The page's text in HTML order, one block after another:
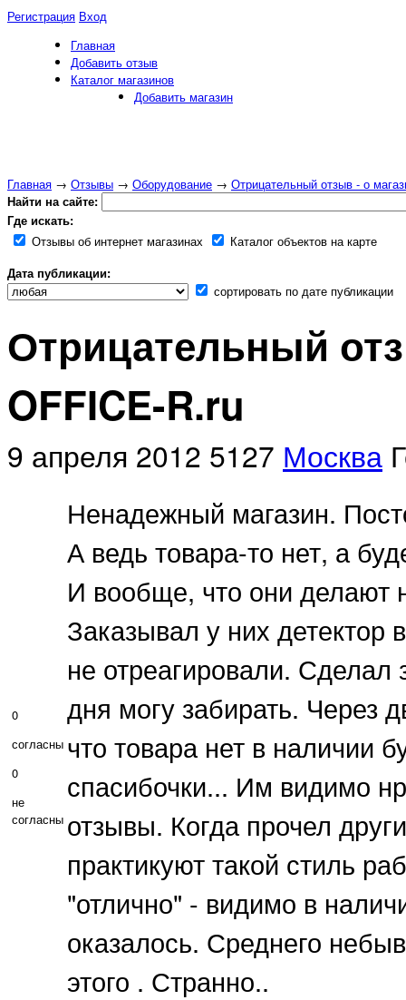
Регистрация Вход
Главная
Добавить отзыв
Каталог магазинов
Добавить магазин
Главная → Отзывы → Оборудование → Отрицательный отзыв - о
Найти на сайте:
Где искать:
Отзывы об интернет магазинах
Каталог объектов на карте
Дата публикации:
сортировать по дате публикации
Отрицательный
OFFICE-R.ru
9 апреля 2012 5127 Москва
0
согласны
0
не
согласны
Ненадежный магазин.
А ведь товара-то нет, а
И вообще, что они делают
Заказывал у них
не отреагировали. Сделал
дня могу забирать. Через
что товара нет в наличии
спасибочки... Им видимо
отзывы. Когда прочел
практикуют такой стиль
"отлично" - видимо в
оказалось. Среднего
этого . Странно..